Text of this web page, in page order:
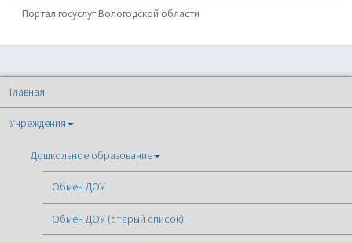
Портал госуслуг Вологодской области
Главная
Учреждения
Дошкольное образование
Обмен ДОУ
Обмен ДОУ (старый список)